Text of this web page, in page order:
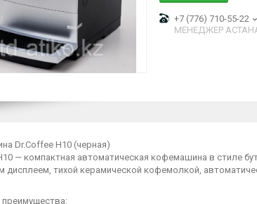
+7 (776) 710-55-22
МЕНЕДЖЕР
Dr.Coffee H10 (черная)
— компактная автоматическая кофемашина в стиле
дисплеем, тихой керамической кофемолкой,